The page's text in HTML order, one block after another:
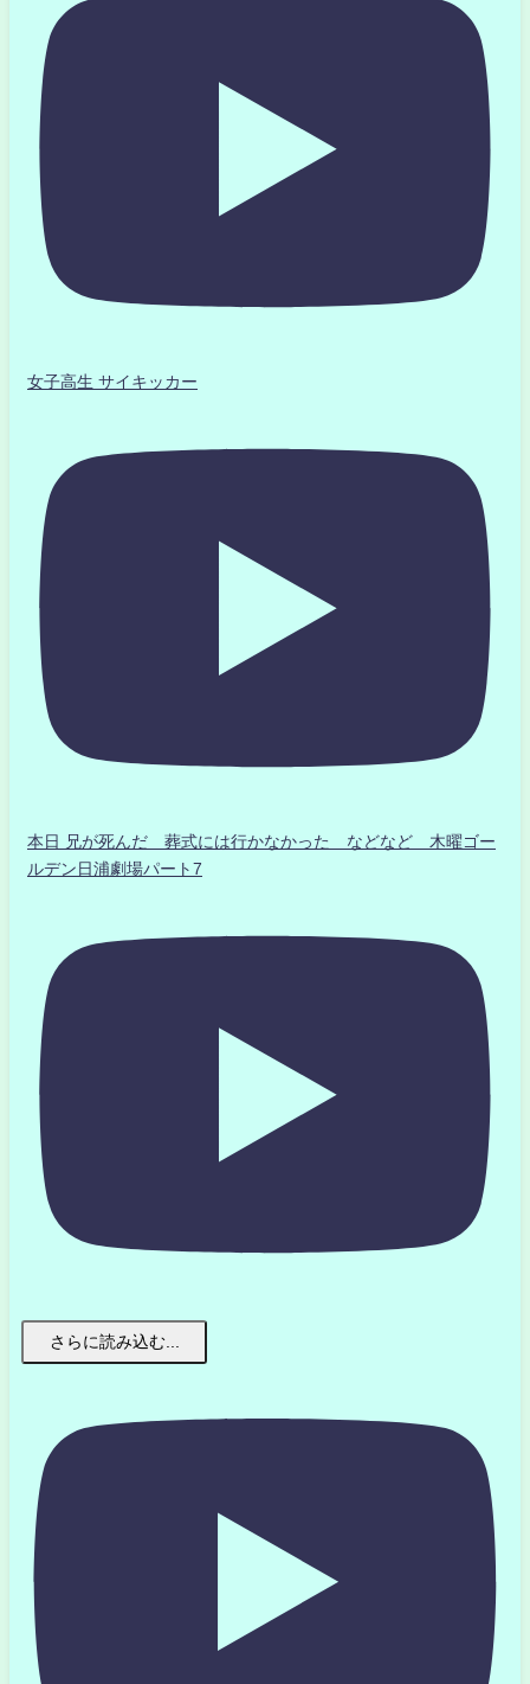
女子高生 サイキッカー
本日 兄が死んだ 葬式には行かなかった などなど 木曜ゴー
ルデン日浦劇場パート7
さらに読み込む...